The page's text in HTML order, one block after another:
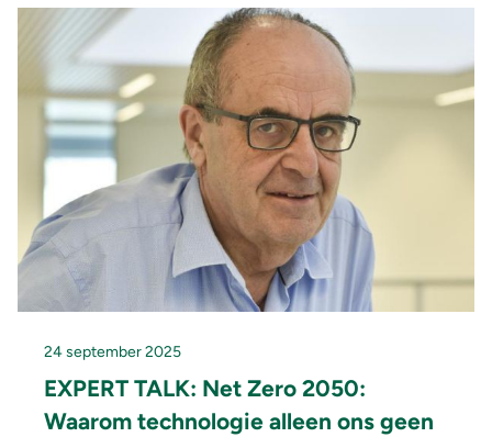
24 september 2025
EXPERT TALK: Net Zero 2050:
Waarom technologie alleen ons geen